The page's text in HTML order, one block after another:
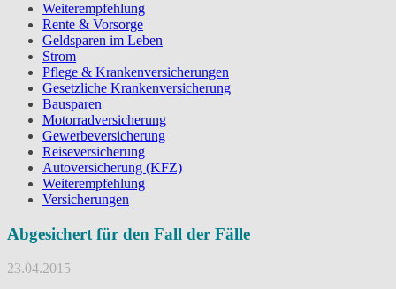
Weiterempfehlung
Rente & Vorsorge
Geldsparen im Leben
Strom
Pflege & Krankenversicherungen
Gesetzliche Krankenversicherung
Bausparen
Motorradversicherung
Gewerbeversicherung
Reiseversicherung
Autoversicherung (KFZ)
Weiterempfehlung
Versicherungen
Abgesichert für den Fall der Fälle
23.04.2015